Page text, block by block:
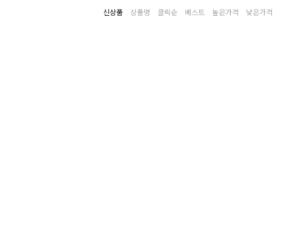
신상품 상품명 클릭순 베스트 높은가격 낮은가격